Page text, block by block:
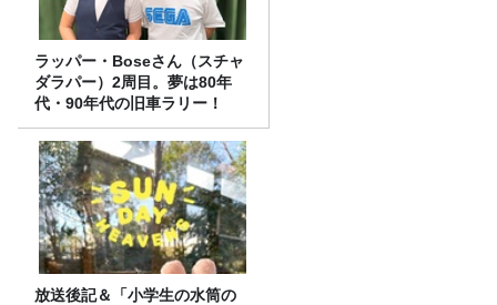
ラッパー・Boseさん（スチャ
ダラパー）2周目。夢は80年
代・90年代の旧車ラリー！
放送後記＆「小学生の水筒の